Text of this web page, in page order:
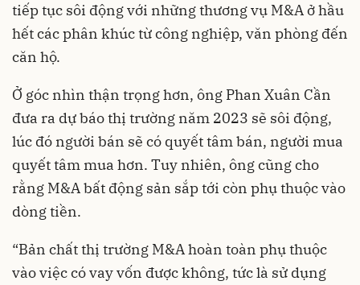
tiếp tục sôi động với những thương vụ M&A ở hầu
hết các phân khúc từ công nghiệp, văn phòng đến
căn hộ.
Ở góc nhìn thận trọng hơn, ông Phan Xuân Cần
đưa ra dự báo thị trường năm 2023 sẽ sôi động,
lúc đó người bán sẽ có quyết tâm bán, người mua
quyết tâm mua hơn. Tuy nhiên, ông cũng cho
rằng M&A bất động sản sắp tới còn phụ thuộc vào
dòng tiền.
“Bản chất thị trường M&A hoàn toàn phụ thuộc
vào việc có vay vốn được không, tức là sử dụng